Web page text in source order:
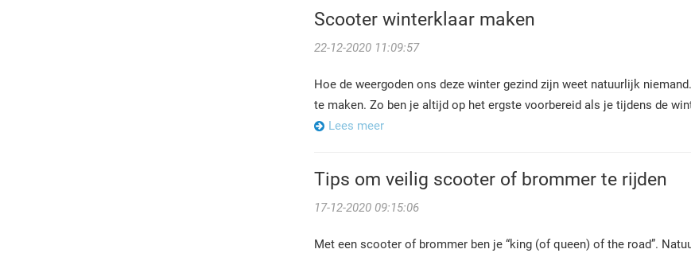
Scooter winterklaar maken
22-12-2020 11:09:57
Hoe de weergoden ons deze winter gezind zijn weet natuurlijk
te maken. Zo ben je altijd op het ergste voorbereid als je tijdens de
Lees meer
Tips om veilig scooter of brommer te rijden
17-12-2020 09:15:06
Met een scooter of brommer ben je “king (of queen) of the road”.